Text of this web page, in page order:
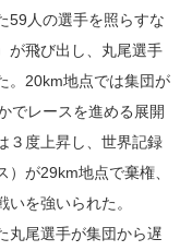
59人の選手を照らすな
が飛び出し、丸尾選手
。20km地点では集団が
でレースを進める展開
３度上昇し、世界記録
が29km地点で棄権、
を強いられた。
丸尾選手が集団から遅